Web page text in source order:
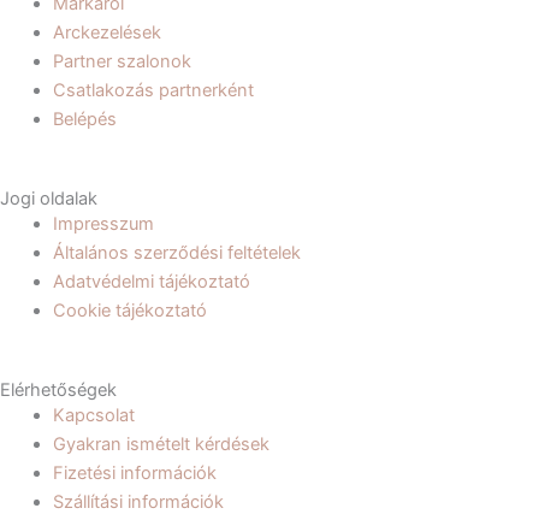
o
k
r
a
m
Arckezelések
Partner szalonok
Csatlakozás partnerként
Belépés
Jogi oldalak
Impresszum
Általános szerződési feltételek
Adatvédelmi tájékoztató
Cookie tájékoztató
Elérhetőségek
Kapcsolat
Gyakran ismételt kérdések
Fizetési információk
Szállítási információk